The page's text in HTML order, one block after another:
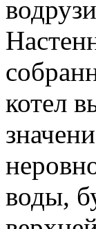
котел
воды,